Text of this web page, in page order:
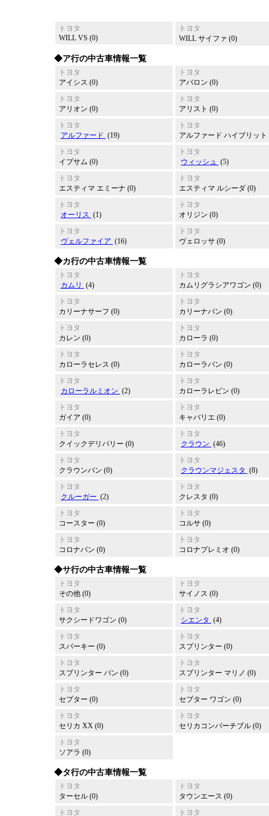
トヨタ
WILL VS (0)
トヨタ
WILL サイファ (0)
◆ア行の中古車情報一覧
トヨタ
アイシス (0)
トヨタ
アバロン (0)
トヨタ
アリオン (0)
トヨタ
アリスト (0)
トヨタ
アルファード (19)
トヨタ
アルファード ハイブリット
トヨタ
イプサム (0)
トヨタ
ウィッシュ (5)
トヨタ
エスティマ エミーナ (0)
トヨタ
エスティマ ルシーダ (0)
トヨタ
オーリス (1)
トヨタ
オリジン (0)
トヨタ
ヴェルファイア (16)
トヨタ
ヴェロッサ (0)
◆カ行の中古車情報一覧
トヨタ
カムリ
(4)
トヨタ
カムリグラシアワゴン (0)
トヨタ
カリーナサーフ (0)
トヨタ
カリーナバン (0)
トヨタ
カレン (0)
トヨタ
カローラ (0)
トヨタ
カローラセレス (0)
トヨタ
カローラバン (0)
トヨタ
カローラルミオン (2)
トヨタ
カローラレビン (0)
トヨタ
ガイア (0)
トヨタ
キャバリエ (0)
トヨタ
クイックデリバリー (0)
トヨタ
クラウン (46)
トヨタ
クラウンバン (0)
トヨタ
クラウンマジェスタ (8)
トヨタ
クルーガー (2)
トヨタ
クレスタ (0)
トヨタ
コースター (0)
トヨタ
コルサ (0)
トヨタ
コロナバン (0)
トヨタ
コロナプレミオ (0)
◆サ行の中古車情報一覧
トヨタ
その他 (0)
トヨタ
サイノス (0)
トヨタ
サクシードワゴン (0)
トヨタ
シエンタ (4)
トヨタ
スパーキー (0)
トヨタ
スプリンター (0)
トヨタ
スプリンター バン (0)
トヨタ
スプリンター マリノ (0)
トヨタ
セプター (0)
トヨタ
セプター ワゴン (0)
トヨタ
セリカ XX (0)
トヨタ
セリカコンバーチブル (0)
トヨタ
ソアラ (0)
◆タ行の中古車情報一覧
トヨタ
ターセル (0)
トヨタ
タウンエース (0)
トヨタ
トヨタ